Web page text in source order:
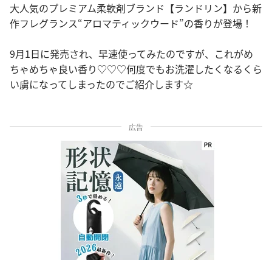
大人気のプレミアム柔軟剤ブランド【ランドリン】から新
作フレグランス“アロマティックウード”の香りが登場！
9月1日に発売され、早速使ってみたのですが、これがめ
ちゃめちゃ良い香り♡♡♡何度でもお洗濯したくなるくら
い虜になってしまったのでご紹介します☆
広告